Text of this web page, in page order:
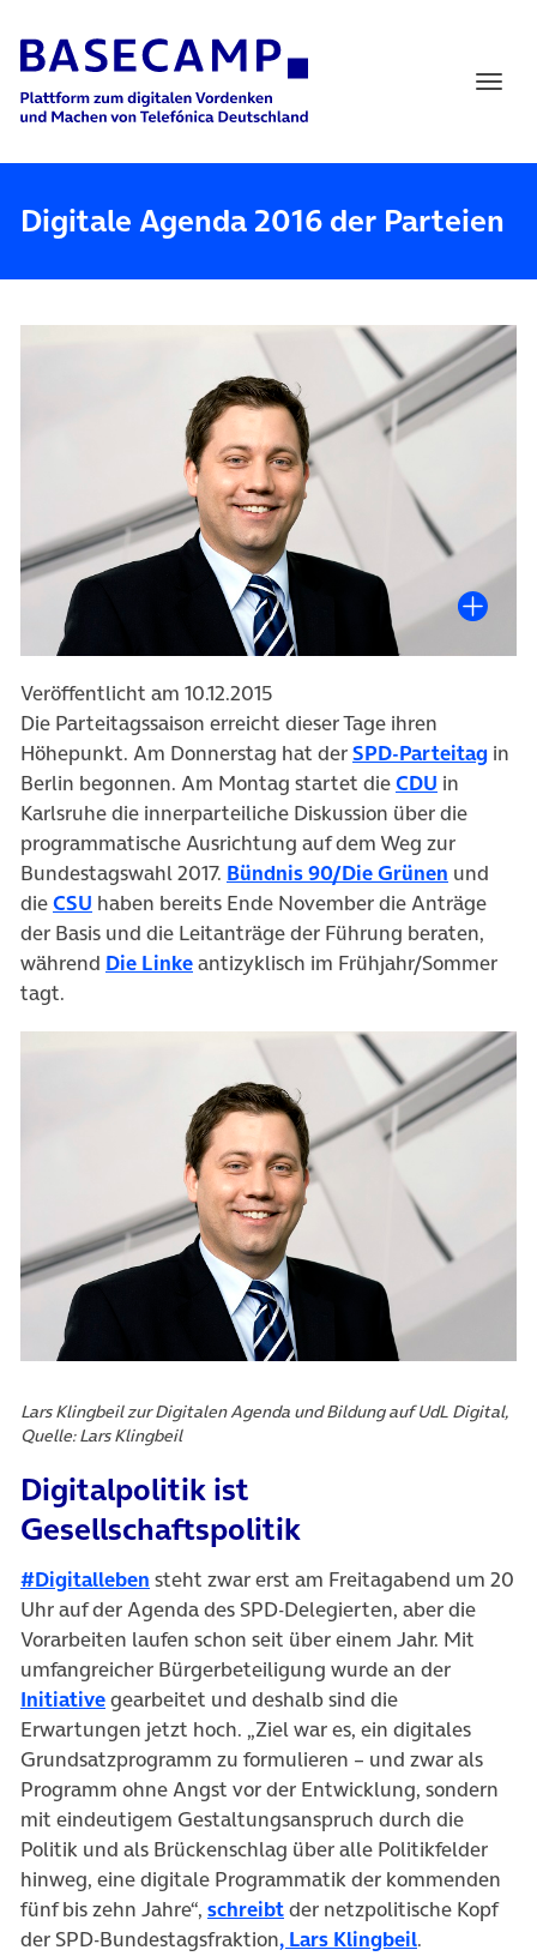
Main Navigation
Digitale Agenda 2016 der Parteien
Veröffentlicht am 10.12.2015
Die Parteitagssaison erreicht dieser Tage ihren
Höhepunkt. Am Donnerstag hat derSPD-Parteitag in
Berlin begonnen. Am Montag startet dieCDU in
Karlsruhe die innerparteiliche Diskussion über die
programmatische Ausrichtung auf dem Weg zur
Bundestagswahl 2017. Bündnis 90/Die Grünen und
dieCSU haben bereits Ende November die Anträge
der Basis und die Leitanträge der Führung beraten,
während Die Linkeantizyklisch im Frühjahr/Sommer
tagt.
Lars Klingbeil zur Digitalen Agenda und Bildung auf UdL Digital,
Quelle: Lars Klingbeil
Digitalpolitik ist
Gesellschaftspolitik
#Digitalleben steht zwar erst am Freitagabend um 20
Uhr auf der Agenda des SPD-Delegierten, aber die
Vorarbeiten laufen schon seit über einem Jahr. Mit
umfangreicher Bürgerbeteiligung wurde an der
Initiativegearbeitet und deshalb sind die
Erwartungen jetzt hoch. „Ziel war es, ein digitales
Grundsatzprogramm zu formulieren – und zwar als
Programm ohne Angst vor der Entwicklung, sondern
mit eindeutigem Gestaltungsanspruch durch die
Politik und als Brückenschlag über alle Politikfelder
hinweg, eine digitale Programmatik der kommenden
fünf bis zehn Jahre“, schreibtder netzpolitische Kopf
der SPD-Bundestagsfraktion, Lars Klingbeil.